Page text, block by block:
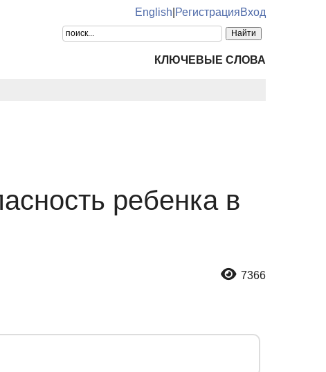
English РегистрацияВход
КЛЮЧЕВЫЕ СЛОВА
ребенка в
7366